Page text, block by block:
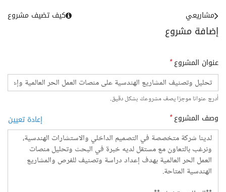
إضافة مشروع
مشاريعي كيف تضيف مشروع
عنوان المشروع*
أدرج عنوانا موجزا يصف مشروعك بشكل دقيق.
وصف المشروع* إعادة تعيين